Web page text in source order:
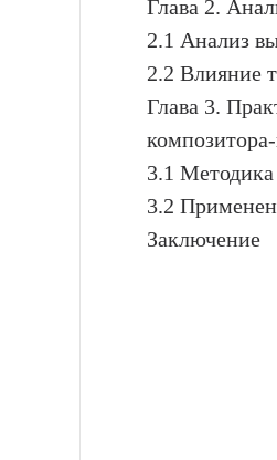
Глава 2.
2.1 Анализ
2.2 Влияние
Глава 3.
3.1
3.2
Заключение